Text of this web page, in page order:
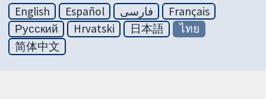
English
Español فارسی
Français
Русский
Hrvatski 日本語
ไทย
简体中文